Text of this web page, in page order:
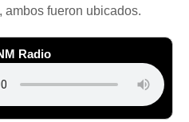
fueron ubicados.
Radio